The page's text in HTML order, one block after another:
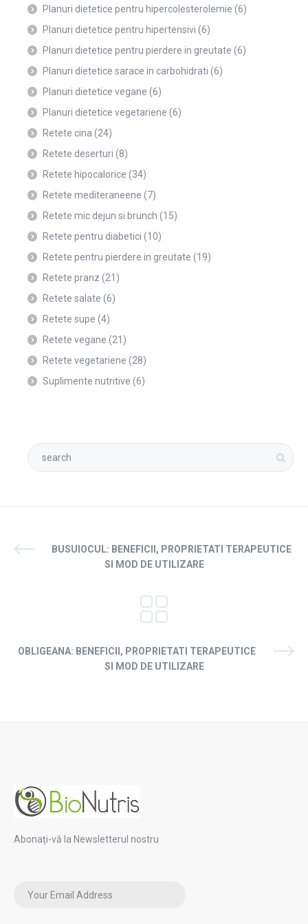
Planuri dietetice pentru hipercolesterolemie (6)
Planuri dietetice pentru hipertensivi (6)
Planuri dietetice pentru pierdere in greutate (6)
Planuri dietetice sarace in carbohidrati (6)
Planuri dietetice vegane (6)
Planuri dietetice vegetariene (6)
Retete cina (24)
Retete deserturi (8)
Retete hipocalorice (34)
Retete mediteraneene (7)
Retete mic dejun si brunch (15)
Retete pentru diabetici (10)
Retete pentru pierdere in greutate (19)
Retete pranz (21)
Retete salate (6)
Retete supe (4)
Retete vegane (21)
Retete vegetariene (28)
Suplimente nutritive (6)
BUSUIOCUL: BENEFICII, PROPRIETATI TERAPEUTICE
SI MOD DE UTILIZARE
OBLIGEANA: BENEFICII, PROPRIETATI TERAPEUTICE
SI MOD DE UTILIZARE
Abonați-vă la Newsletterul nostru